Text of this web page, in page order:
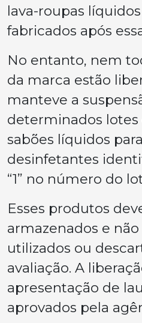
lava-roupas
fabricados após
No entanto, nem
da marca estão
manteve a
determinados
sabões líquidos
desinfetantes
“1” no número do
Esses produtos
armazenados e
utilizados ou
avaliação. A
apresentação de
aprovados pela